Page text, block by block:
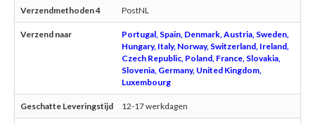
PostNL
Portugal, Spain, Denmark, Austria, Sweden,
Hungary, Italy, Norway, Switzerland, Ireland,
Czech Republic, Poland, France, Slovakia,
Slovenia, Germany, United Kingdom,
Luxembourg
12-17 werkdagen